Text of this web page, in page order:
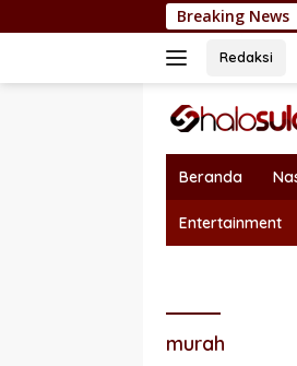
ke
Breaking News
Redaksi
Beranda
Entertainment
murah